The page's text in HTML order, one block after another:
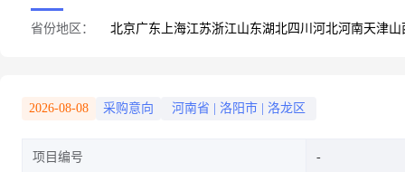
省份地区： 北京广东 上海江苏浙江山东湖北四川 河北河南天津山
2026-08-08 采购意向 河南省 洛阳市 洛龙区
项目编号